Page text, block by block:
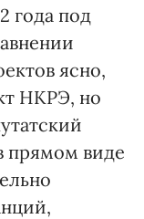
года под
ясно,
НКРЭ, но
прямом виде